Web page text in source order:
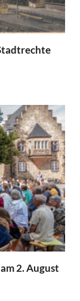
2. August